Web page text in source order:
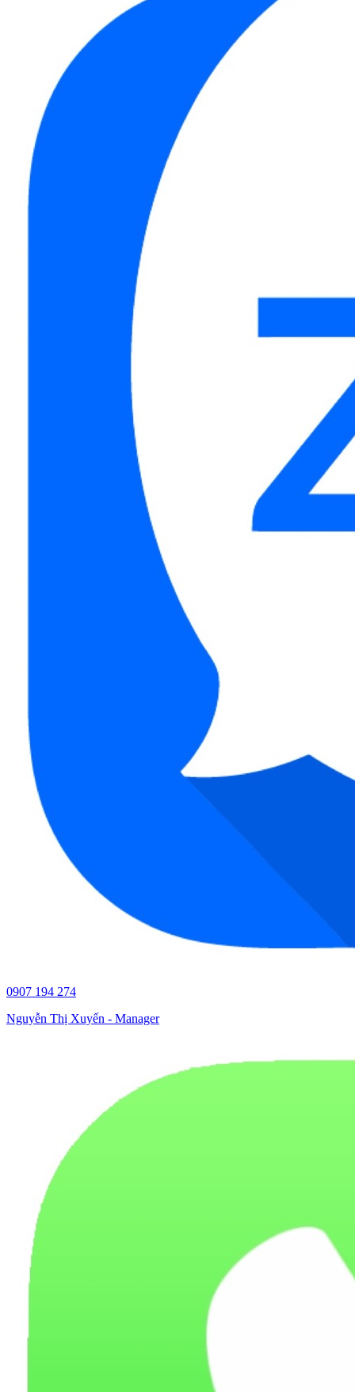
0907 194 274
Nguyễn Thị Xuyến - Manager